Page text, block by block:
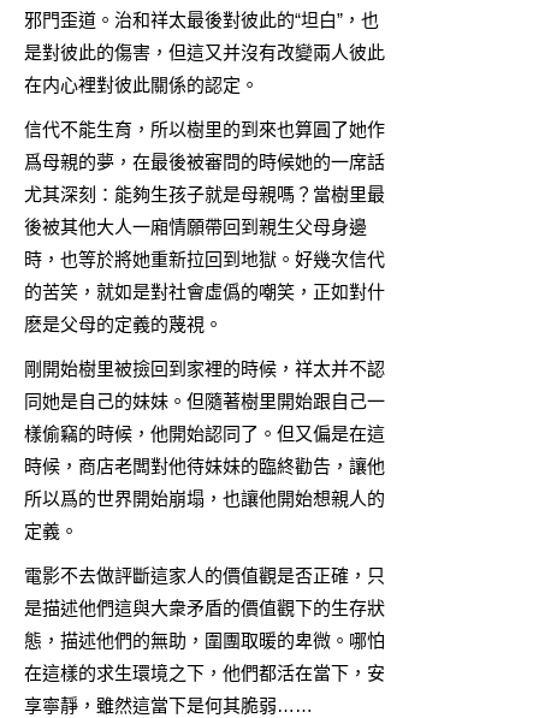
邪門歪道。治和祥太最後對彼此的“坦白”，也
是對彼此的傷害，但這又并沒有改變兩人彼此
在内心裡對彼此關係的認定。
信代不能生育，所以樹里的到來也算圓了她作
爲母親的夢，在最後被審問的時候她的一席話
尤其深刻：能夠生孩子就是母親嗎？當樹里最
後被其他大人一廂情願帶回到親生父母身邊
時，也等於將她重新拉回到地獄。好幾次信代
的苦笑，就如是對社會虛僞的嘲笑，正如對什
麽是父母的定義的蔑視。
剛開始樹里被撿回到家裡的時候，祥太并不認
同她是自己的妹妹。但隨著樹里開始跟自己一
樣偷竊的時候，他開始認同了。但又偏是在這
時候，商店老闆對他待妹妹的臨終勸告，讓他
所以爲的世界開始崩塌，也讓他開始想親人的
定義。
電影不去做評斷這家人的價值觀是否正確，只
是描述他們這與大衆矛盾的價值觀下的生存狀
態，描述他們的無助，圍團取暖的卑微。哪怕
在這樣的求生環境之下，他們都活在當下，安
享寧靜，雖然這當下是何其脆弱……